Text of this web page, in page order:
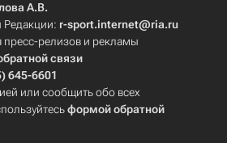
А.В.
Редакции: r-sport.internet@ria.ru
релизов и рекламы
связи
645-6601
или сообщить обо всех
формой обратной